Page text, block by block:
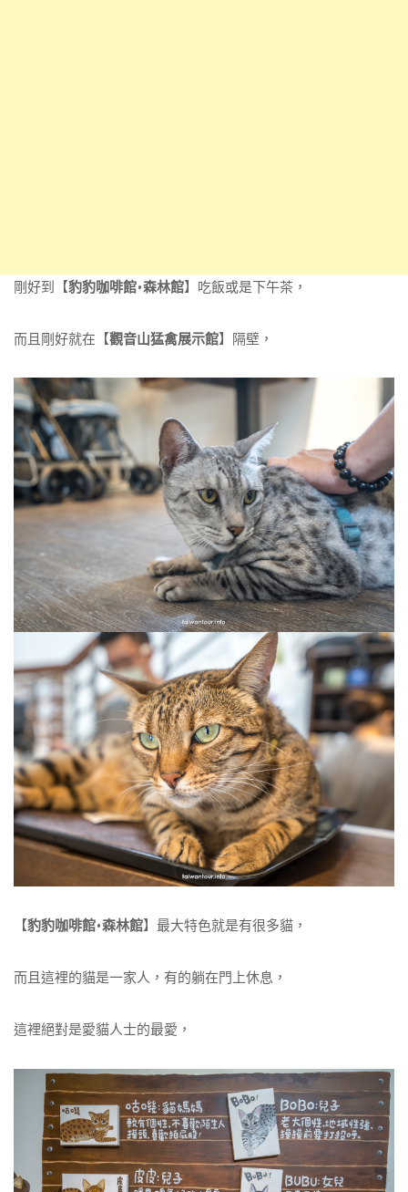
剛好到【豹豹咖啡館•森林館】吃飯或是下午茶，
而且剛好就在【觀音山猛禽展示館】隔壁，
【豹豹咖啡館•森林館】最大特色就是有很多貓，
而且這裡的貓是一家人，有的躺在門上休息，
這裡絕對是愛貓人士的最愛，